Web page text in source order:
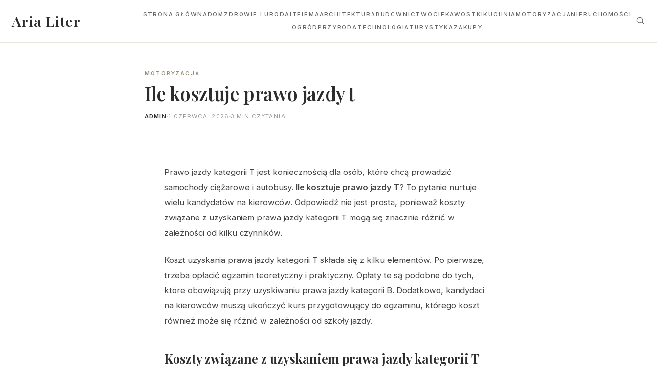
Aria Liter STRONA GŁÓWNADOM ZDROWIE I URODAITFIRMAARCHITEKTURABUDOWNICTWOCIEKAWOSTKIKUCHNIAMOTORYZACJANIERUCHOMOŚCI
OGRÓDPRZYRODA TECHNOLOGIA TURYSTYKA ZAKUPY
MOTORYZACJA
Ile kosztuje prawo jazdy t
ADMIN 1 CZERWCA, 2026 3 MIN CZYTANIA
Prawo jazdy kategorii T jest koniecznością dla osób, które chcą prowadzić
samochody ciężarowe i autobusy. Ile kosztuje prawo jazdy T? To pytanie nurtuje
wielu kandydatów na kierowców. Odpowiedź nie jest prosta, ponieważ koszty
związane z uzyskaniem prawa jazdy kategorii T mogą się znacznie różnić w
zależności od kilku czynników.
Koszt uzyskania prawa jazdy kategorii T składa się z kilku elementów. Po pierwsze,
trzeba opłacić egzamin teoretyczny i praktyczny. Opłaty te są podobne do tych,
które obowiązują przy uzyskiwaniu prawa jazdy kategorii B. Dodatkowo, kandydaci
na kierowców muszą ukończyć kurs przygotowujący do egzaminu, którego koszt
również może się różnić w zależności od szkoły jazdy.
Koszty związane z uzyskaniem prawa jazdy kategorii T